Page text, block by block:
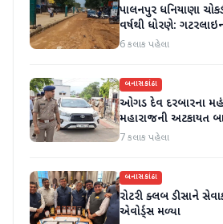
પાલનપુર ધનિયાણા
વર્ષથી ધોરણે:
હાલાકી
6 કલાક પહેલા
બનાસકાંઠા
ઓગડ દેવ દરબારના
મહારાજની અટકાયત
7 કલાક પહેલા
બનાસકાંઠા
રોટરી ક્લબ ડીસાને
એવોર્ડ્સ મળ્યા